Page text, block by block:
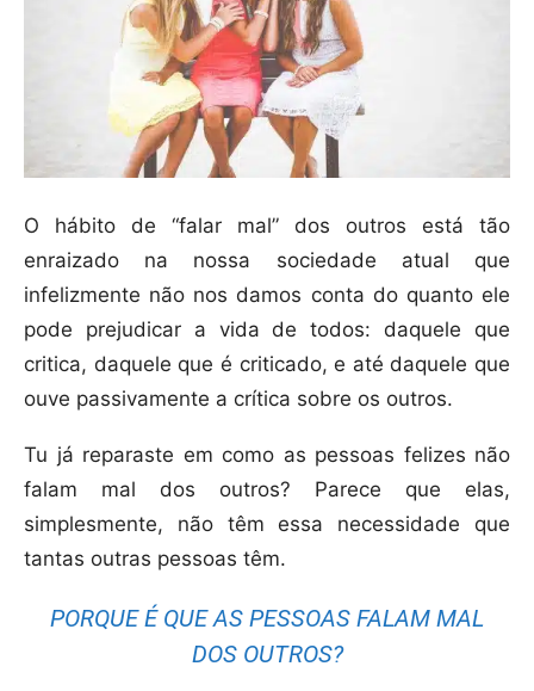
O hábito de “falar mal” dos outros está tão
enraizado na nossa sociedade atual que
infelizmente não nos damos conta do quanto ele
pode prejudicar a vida de todos: daquele que
critica, daquele que é criticado, e até daquele que
ouve passivamente a crítica sobre os outros.
Tu já reparaste em como as pessoas felizes não
falam mal dos outros? Parece que elas,
simplesmente, não têm essa necessidade que
tantas outras pessoas têm.
PORQUE É QUE AS PESSOAS FALAM MAL
DOS OUTROS?